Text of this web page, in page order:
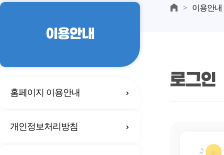
이용안내
홈페이지 이용안내
개인정보처리방침
이용안내
로그인